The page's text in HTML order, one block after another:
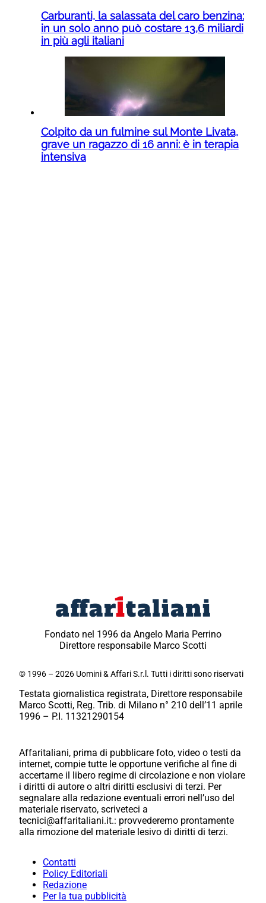
Carburanti, la salassata del caro benzina:
in un solo anno può costare 13,6 miliardi
in più agli italiani
Colpito da un fulmine sul Monte Livata,
grave un ragazzo di 16 anni: è in terapia
intensiva
Fondato nel 1996 da Angelo Maria Perrino
Direttore responsabile Marco Scotti
© 1996 – 2026 Uomini & Affari S.r.l. Tutti i diritti sono riservati
Testata giornalistica registrata, Direttore responsabile
Marco Scotti, Reg. Trib. di Milano n° 210 dell’11 aprile
1996 – P.I. 11321290154
Affaritaliani, prima di pubblicare foto, video o testi da
internet, compie tutte le opportune verifiche al fine di
accertarne il libero regime di circolazione e non violare
i diritti di autore o altri diritti esclusivi di terzi. Per
segnalare alla redazione eventuali errori nell’uso del
materiale riservato, scriveteci a
tecnici@affaritaliani.it.: provvederemo prontamente
alla rimozione del materiale lesivo di diritti di terzi.
Contatti
Policy Editoriali
Redazione
Per la tua pubblicità